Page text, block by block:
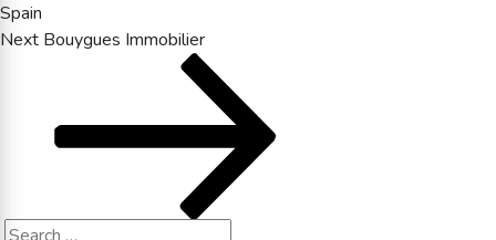
Spain
Next
Next Bouygues Immobilier